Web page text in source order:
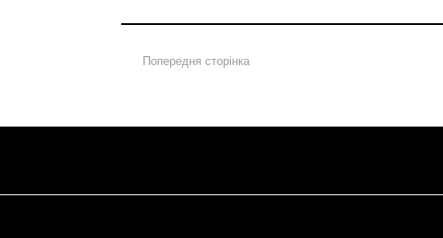
Попередня сторінка
сторінки